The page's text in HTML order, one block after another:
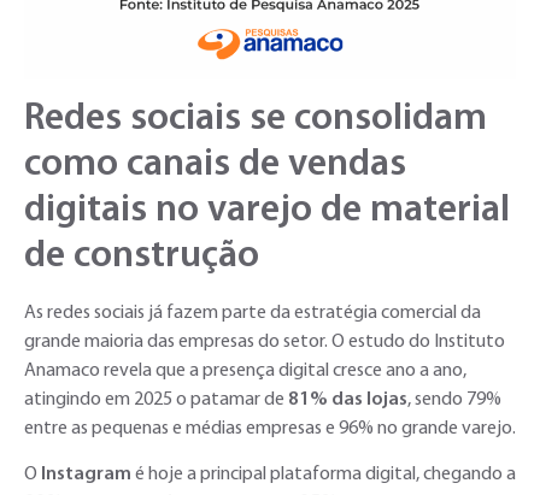
Redes sociais se consolidam
como canais de vendas
digitais no varejo de material
de construção
As redes sociais já fazem parte da estratégia comercial da
grande maioria das empresas do setor. O estudo do Instituto
Anamaco revela que a presença digital cresce ano a ano,
atingindo em 2025 o patamar de 81% das lojas, sendo 79%
entre as pequenas e médias empresas e 96% no grande varejo.
O Instagram é hoje a principal plataforma digital, chegando a